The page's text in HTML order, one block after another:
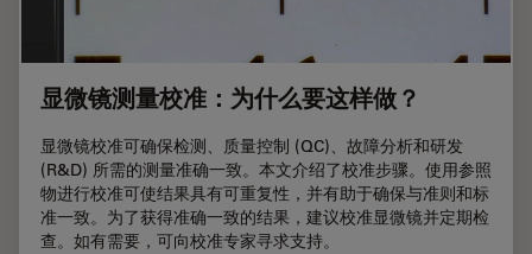
显微镜测量校准：为什么要这样做？
显微镜校准可确保检测、质量控制 (QC)、故障分析和研发
(R&D) 所需的测量准确一致。本文介绍了校准步骤。使用参照
物进行校准可使结果具有可重复性，并有助于确保与准则和标
准一致。为了获得准确一致的结果，建议校准显微镜并定期检
查。如有需要，可向校准专家寻求支持。